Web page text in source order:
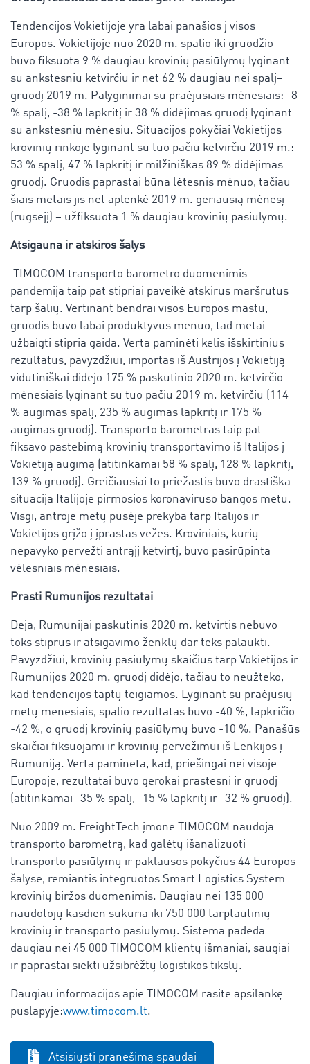
Tendencijos Vokietijoje yra labai panašios į visos
Europos. Vokietijoje nuo 2020 m. spalio iki gruodžio
buvo fiksuota 9 % daugiau krovinių pasiūlymų lyginant
su ankstesniu ketvirčiu ir net 62 % daugiau nei spalį–
gruodį 2019 m. Palyginimai su praėjusiais mėnesiais: -8
% spalį, -38 % lapkritį ir 38 % didėjimas gruodį lyginant
su ankstesniu mėnesiu. Situacijos pokyčiai Vokietijos
krovinių rinkoje lyginant su tuo pačiu ketvirčiu 2019 m.:
53 % spalį, 47 % lapkritį ir milžiniškas 89 % didėjimas
gruodį. Gruodis paprastai būna lėtesnis mėnuo, tačiau
šiais metais jis net aplenkė 2019 m. geriausią mėnesį
(rugsėjį) – užfiksuota 1 % daugiau krovinių pasiūlymų.
Atsigauna ir atskiros šalys
TIMOCOM transporto barometro duomenimis
pandemija taip pat stipriai paveikė atskirus maršrutus
tarp šalių. Vertinant bendrai visos Europos mastu,
gruodis buvo labai produktyvus mėnuo, tad metai
užbaigti stipria gaida. Verta paminėti kelis išskirtinius
rezultatus, pavyzdžiui, importas iš Austrijos į Vokietiją
vidutiniškai didėjo 175 % paskutinio 2020 m. ketvirčio
mėnesiais lyginant su tuo pačiu 2019 m. ketvirčiu (114
% augimas spalį, 235 % augimas lapkritį ir 175 %
augimas gruodį). Transporto barometras taip pat
fiksavo pastebimą krovinių transportavimo iš Italijos į
Vokietiją augimą (atitinkamai 58 % spalį, 128 % lapkritį,
139 % gruodį). Greičiausiai to priežastis buvo drastiška
situacija Italijoje pirmosios koronaviruso bangos metu.
Visgi, antroje metų pusėje prekyba tarp Italijos ir
Vokietijos grįžo į įprastas vėžes. Kroviniais, kurių
nepavyko pervežti antrąjį ketvirtį, buvo pasirūpinta
vėlesniais mėnesiais.
Prasti Rumunijos rezultatai
Deja, Rumunijai paskutinis 2020 m. ketvirtis nebuvo
toks stiprus ir atsigavimo ženklų dar teks palaukti.
Pavyzdžiui, krovinių pasiūlymų skaičius tarp Vokietijos ir
Rumunijos 2020 m. gruodį didėjo, tačiau to neužteko,
kad tendencijos taptų teigiamos. Lyginant su praėjusių
metų mėnesiais, spalio rezultatas buvo -40 %, lapkričio
-42 %, o gruodį krovinių pasiūlymų buvo -10 %. Panašūs
skaičiai fiksuojami ir krovinių pervežimui iš Lenkijos į
Rumuniją. Verta paminėta, kad, priešingai nei visoje
Europoje, rezultatai buvo gerokai prastesni ir gruodį
(atitinkamai -35 % spalį, -15 % lapkritį ir -32 % gruodį).
Nuo 2009 m. FreightTech įmonė TIMOCOM naudoja
transporto barometrą, kad galėtų išanalizuoti
transporto pasiūlymų ir paklausos pokyčius 44 Europos
šalyse, remiantis integruotos Smart Logistics System
krovinių biržos duomenimis. Daugiau nei 135 000
naudotojų kasdien sukuria iki 750 000 tarptautinių
krovinių ir transporto pasiūlymų. Sistema padeda
daugiau nei 45 000 TIMOCOM klientų išmaniai, saugiai
ir paprastai siekti užsibrėžtų logistikos tikslų.
Daugiau informacijos apie TIMOCOM rasite apsilankę
puslapyje:www.timocom.lt.
Atsisiųsti pranešimą spaudai